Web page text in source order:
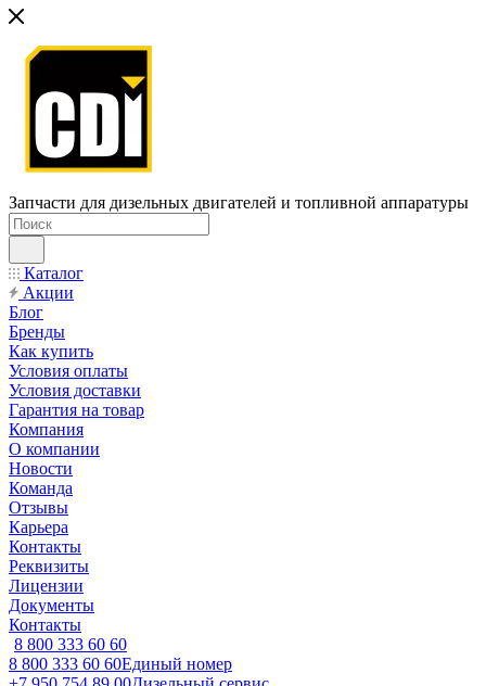
Запчасти для дизельных двигателей и топливной аппаратуры
Каталог
Акции
Блог
Бренды
Как купить
Условия оплаты
Условия доставки
Гарантия на товар
Компания
О компании
Новости
Команда
Отзывы
Карьера
Контакты
Реквизиты
Лицензии
Документы
Контакты
8 800 333 60 60
8 800 333 60 60Единый номер